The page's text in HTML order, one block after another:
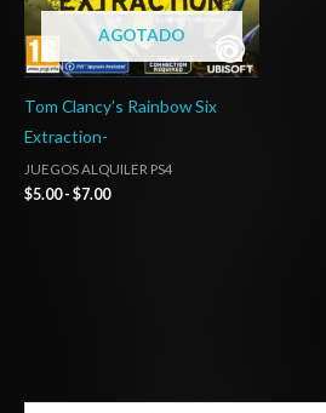
AGOTADO
Tom Clancy’s Rainbow Six
Extraction-
JUEGOS ALQUILER PS4
$5.00 - $7.00